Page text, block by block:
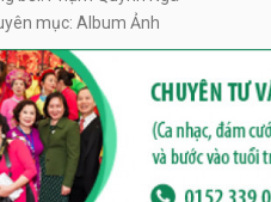
mục: Album Ảnh